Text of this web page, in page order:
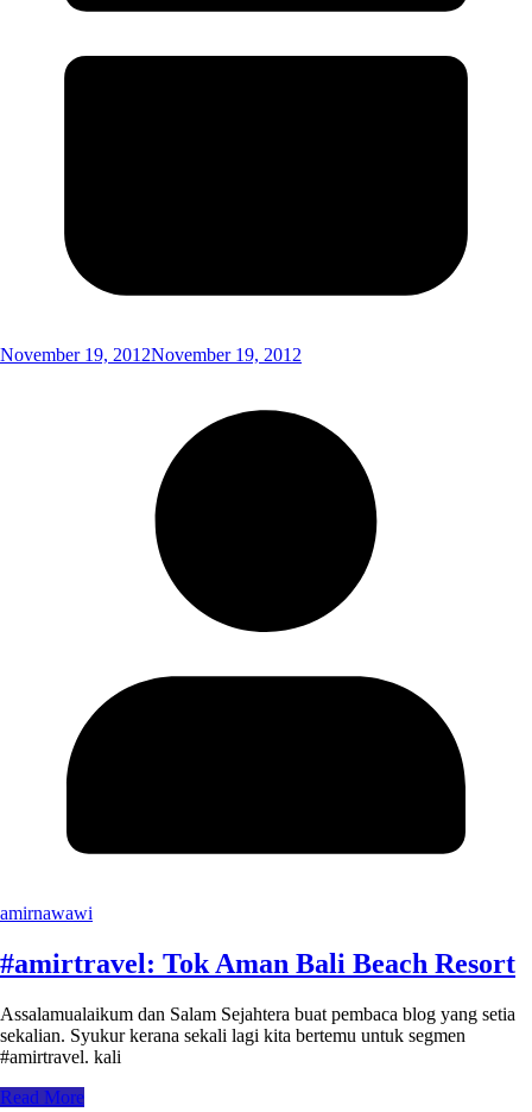
November 19, 2012November 19, 2012
amirnawawi
#amirtravel: Tok Aman Bali Beach Resort
Assalamualaikum dan Salam Sejahtera buat pembaca blog yang setia
sekalian. Syukur kerana sekali lagi kita bertemu untuk segmen
#amirtravel. kali
Read More